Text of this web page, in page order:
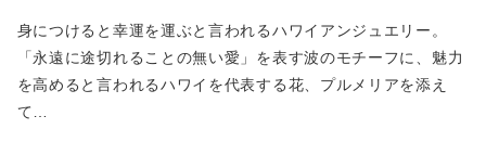
身につけると幸運を運ぶと言われるハワイアンジュエリー。
「永遠に途切れることの無い愛」を表す波のモチーフに、魅力
を高めると言われるハワイを代表する花、プルメリアを添え
て…